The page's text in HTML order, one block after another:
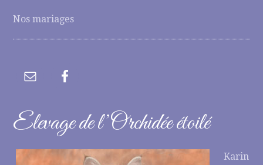
Nos mariages
Elevage de l’Orchidée étoilé
Karin